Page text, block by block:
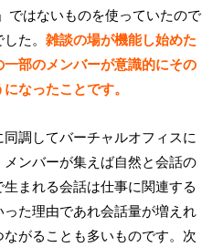
ではないものを使っていたので
した。雑談の場が機能し始めた
部のメンバーが意識的にその
なったことです。
調してバーチャルオフィスに
ンバーが集えば自然と会話の
まれる会話は仕事に関連する
た理由であれ会話量が増えれ
がることも多いものです。次